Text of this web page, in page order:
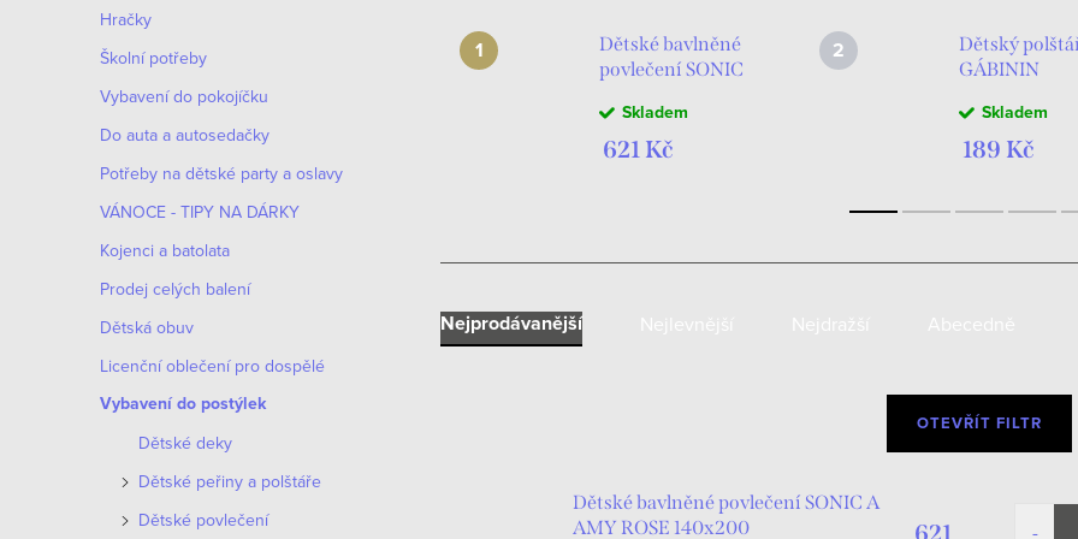
n
n
í
p
a
n
e
l
Hračky
Školní potřeby
Vybavení do pokojíčku
Do auta a autosedačky
Potřeby na dětské party a oslavy
VÁNOCE - TIPY NA DÁRKY
Kojenci a batolata
Prodej celých balení
Dětská obuv
Licenční oblečení pro dospělé
Vybavení do postýlek
Dětské deky
Dětské peřiny a polštáře
Dětské povlečení
Dětské bavlněné
povlečení SONIC
140x200
Skladem
621 Kč
Dětský
GÁBININ
DOMEK
na podiu
Skladem
189 Kč
Ř
Nejprodávanější
OTEVŘÍT FILTR
Dětské bavlněné povlečení SONIC A
AMY ROSE 140x200
621